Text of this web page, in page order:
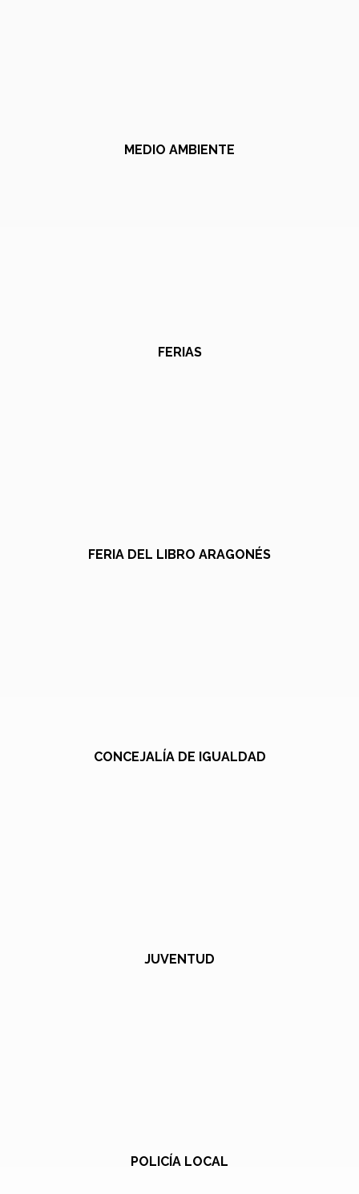
MEDIO AMBIENTE
FERIAS
FERIA DEL LIBRO ARAGONÉS
CONCEJALÍA DE IGUALDAD
JUVENTUD
POLICÍA LOCAL